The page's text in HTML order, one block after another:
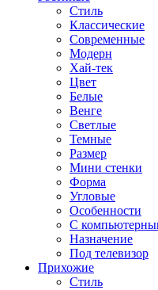
Стиль
Классические
Современные
Модерн
Хай-тек
Цвет
Белые
Венге
Светлые
Темные
Размер
Мини стенки
Форма
Угловые
Особенности
С
Назначение
Под телевизор
Прихожие
Стиль